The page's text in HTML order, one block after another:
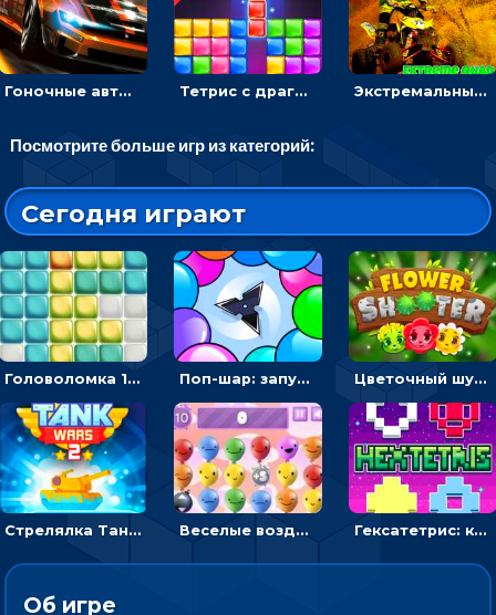
Гоночные авто в пазлах: разбей картинку и собери снова Тетрис с драгоценными камнями: расставляй блоки, чтобы получить линию - головоломка Экстремальные пазлы с квадроциклами: собирать крутые тачки
Посмотрите больше игр из категорий:
Сегодня играют
Головоломка 10х10 Поп-шар: запускать колючку, чтобы лопать воздушные шарики Цветочный шутер: стрелять пчелками по цветам
Стрелялка Танковые войны: бить по танку врага, чтобы уничтожить зло Веселые воздушные шары: соедини одноцветные в линию Гексатетрис: кидать блок, чтобы складывать три в ряд - головоломка
Об игре